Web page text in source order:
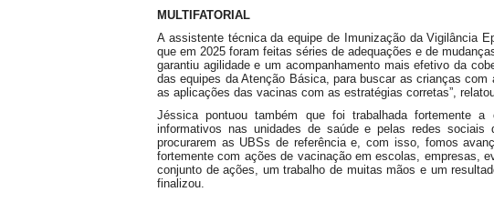
MULTIFATORIAL
A assistente técnica da equipe de Imunização da Vigilância
que em 2025 foram feitas séries de adequações e de
garantiu agilidade e um acompanhamento mais efetivo da
das equipes da Atenção Básica, para buscar as crianças
as aplicações das vacinas com as estratégias corretas”,
Jéssica pontuou também que foi trabalhada fortemente
informativos nas unidades de saúde e pelas redes sociais
procurarem as UBSs de referência e, com isso, fomos
fortemente com ações de vacinação em escolas, empresas,
conjunto de ações, um trabalho de muitas mãos e um
finalizou.